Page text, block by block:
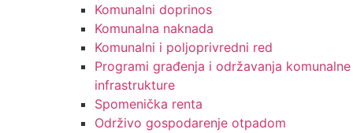
Komunalni doprinos
Komunalna naknada
Komunalni i poljoprivredni red
Programi građenja i održavanja komunalne
infrastrukture
Spomenička renta
Održivo gospodarenje otpadom